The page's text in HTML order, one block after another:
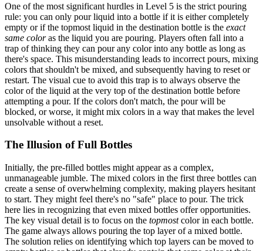
One of the most significant hurdles in Level 5 is the strict pouring
rule: you can only pour liquid into a bottle if it is either completely
empty or if the topmost liquid in the destination bottle is the exact
same coloras the liquid you are pouring. Players often fall into a
trap of thinking they can pour any color into any bottle as long as
there's space. This misunderstanding leads to incorrect pours, mixing
colors that shouldn't be mixed, and subsequently having to reset or
restart. The visual cue to avoid this trap is to always observe the
color of the liquid at the very top of the destination bottle before
attempting a pour. If the colors don't match, the pour will be
blocked, or worse, it might mix colors in a way that makes the level
unsolvable without a reset.
The Illusion of Full Bottles
Initially, the pre-filled bottles might appear as a complex,
unmanageable jumble. The mixed colors in the first three bottles can
create a sense of overwhelming complexity, making players hesitant
to start. They might feel there's no "safe" place to pour. The trick
here lies in recognizing that even mixed bottles offer opportunities.
The key visual detail is to focus on the topmostcolor in each bottle.
The game always allows pouring the top layer of a mixed bottle.
The solution relies on identifying which top layers can be moved to